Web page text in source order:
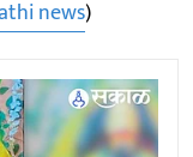
news)